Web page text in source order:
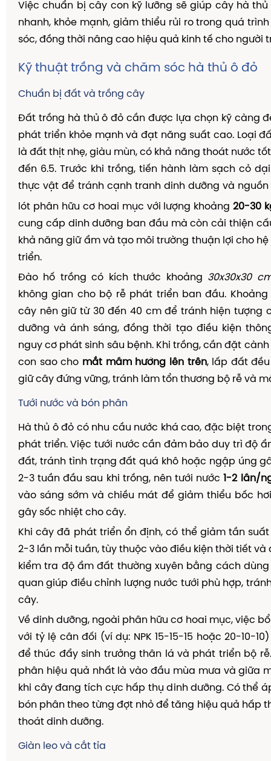
Việc chuẩn bị cây con kỹ lưỡng sẽ giúp cây hà
nhanh, khỏe mạnh, giảm thiểu rủi ro trong quá
sóc, đồng thời nâng cao hiệu quả kinh tế cho người
Kỹ thuật trồng và chăm sóc hà thủ ô đỏ
Chuẩn bị đất và trồng cây
Đất trồng hà thủ ô đỏ cần được lựa chọn kỹ càng
phát triển khỏe mạnh và đạt năng suất cao. Loại
là đất thịt nhẹ, giàu mùn, có khả năng thoát nước
đến 6.5. Trước khi trồng, tiến hành làm sạch cỏ
thực vật để tránh cạnh tranh dinh dưỡng và nguồn
lót phân hữu cơ hoai mục với lượng khoảng20-30
cung cấp dinh dưỡng ban đầu mà còn cải thiện
khả năng giữ ẩm và tạo môi trường thuận lợi cho
triển.
Đào hố trồng có kích thước khoảng 30x30x30
không gian cho bộ rễ phát triển ban đầu.
cây nên giữ từ 30 đến 40 cm để tránh hiện tượng
dưỡng và ánh sáng, đồng thời tạo điều kiện
nguy cơ phát sinh sâu bệnh. Khi trồng, cần đặt
con sao cho mắt mầm hướng lên trên, lấp đất
giữ cây đứng vững, tránh làm tổn thương bộ rễ và
Tưới nước và bón phân
Hà thủ ô đỏ có nhu cầu nước khá cao, đặc biệt
phát triển. Việc tưới nước cần đảm bảo duy trì độ
đất, tránh tình trạng đất quá khô hoặc ngập úng
2-3 tuần đầu sau khi trồng, nên tưới nước1-2 lần/
vào sáng sớm và chiều mát để giảm thiểu bốc
gây sốc nhiệt cho cây.
Khi cây đã phát triển ổn định, có thể giảm tần
2-3 lần mỗi tuần, tùy thuộc vào điều kiện thời tiết và
kiểm tra độ ẩm đất thường xuyên bằng cách
quan giúp điều chỉnh lượng nước tưới phù hợp,
cây.
Về dinh dưỡng, ngoài phân hữu cơ hoai mục, việc bổ
với tỷ lệ cân đối (ví dụ: NPK 15-15-15 hoặc 20-10-
để thúc đẩy sinh trưởng thân lá và phát triển bộ
phân hiệu quả nhất là vào đầu mùa mưa và giữa
khi cây đang tích cực hấp thụ dinh dưỡng. Có thể
bón phân theo từng đợt nhỏ để tăng hiệu quả hấp
thoát dinh dưỡng.
Giàn leo và cắt tỉa